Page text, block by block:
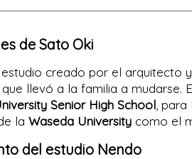
de Sato Oki
creado por el arquitecto
llevó a la familia a mudarse.
Senior High School ,
la Waseda University como el
del estudio Nendo